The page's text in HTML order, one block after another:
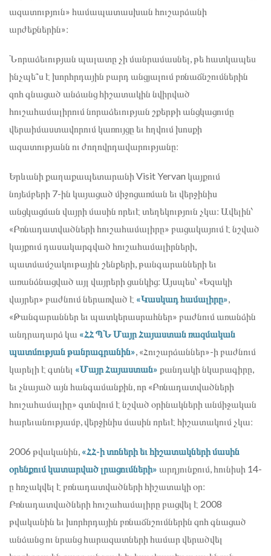
ազատություն» համապատասխան հուշարձանի
արժեքներին»։
Նորաձեւության պալատը չի մանրամասնել, թե հատկապես
ինչպե՞ս է խորհրդային բարդ անցյալում բռնաճնշումներին
զոհ գնացած անձանց հիշատակին նվիրված
հուշահամալիրում նորաձեւության շքերթի անցկացումը
վերաիմաստավորում կառույցը եւ հղվում խոսքի
ազատությանն ու ժողովրդավարությանը։
Երևանի քաղաքապետարանի Visit Yervan կայքում
նոյեմբերի 7-ին կայացած միջոցառման եւ վերջինիս
անցկացման վայրի մասին որեւէ տեղեկություն չկա։ Ավելին՝
«Բռնադատվածների հուշահամալիրը» բացակայում է նշված
կայքում դասակարգված հուշահամալիրների,
պատմամշակութային շենքերի, թանգարանների եւ
առանձնացված այլ վայրերի ցանկից։ Այսպես՝ «Եզակի
վայրեր» բաժնում ներառված է «Կասկադ համալիրը»
«Թանգարաններ եւ պատկերասրահներ» բաժնում առանձին
անդրադարձ կա «ՀՀ ՊՆ Մայր Հայաստան ռազմական
պատմության թանրագրանին» , «Հուշարձաններ»-ի բաժնում
կարելի է գտնել «Մայր Հայաստան» քանդակի նկարագիրը,
եւ չնայած այն հանգամանքին, որ «Բռնադատվածների
հուշահամալիը» գտնվում է նշված օրինակների անմիջական
հարեւանությամբ, վերջինիս մասին որեւէ հիշատակում չկա։
2006 թվականին, «ՀՀ-ի տոների եւ հիշատակների մասին
օրենքում կատարված լրացումների» արդյունքում, հունիսի 14-
ը հռչակվել է բռնադատվածների հիշատակի օր։
Բռնադատվածների հուշահամալիրը բացվել է 2008
թվականին եւ խորհրդային բռնաճնշումներին զոհ գնացած
անձանց ու նրանց հարազատների համար վերածվել